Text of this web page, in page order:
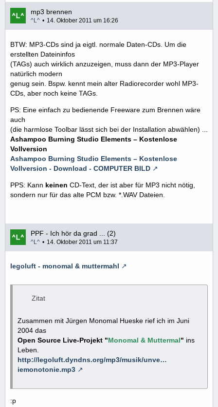
mp3 brennen
^L^ 14. Oktober 2011 um 16:26
BTW: MP3-CDs sind ja eigtl. normale Daten-CDs. Um die
erstellten Dateininfos
(TAGs) auch wirklich anzuzeigen, muss dann der MP3-Player
natürlich modern
genug sein. Bspw. kennt mein alter Radiorecorder wohl MP3-
CDs, aber noch keine TAGs.
PS: Eine einfach zu bedienende Freeware zum Brennen wäre
auch
(die harmlose Toolbar lässt sich bei der Installation abwählen) ...
Ashampoo Burning Studio Elements – Kostenlose
Vollversion
Ashampoo Burning Studio Elements – Kostenlose
Vollversion - Download - COMPUTER BILD
PPS: Kann keinen CD-Text, der ist aber für MP3 nicht nötig,
sondern nur für das alte PCM bzw. *.WAV Dateien.
PPF - Ich hör da grad ... (2)
^L^ 14. Oktober 2011 um 11:37
legoluft - monomal & muttermahl
Zitat
Zusammen mit Jürgen Monomal Hueske rief ich im Juni
2004 das
Open Source Live-Projekt "Monomal & Muttermal" ins
Leben.
http://legoluft.dyndns.org/mp3/musik/unve…
iemonotonie.mp3
:p